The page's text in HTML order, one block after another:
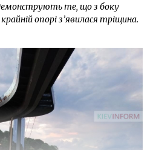
те, що з боку
опорі з’явилася тріщина.